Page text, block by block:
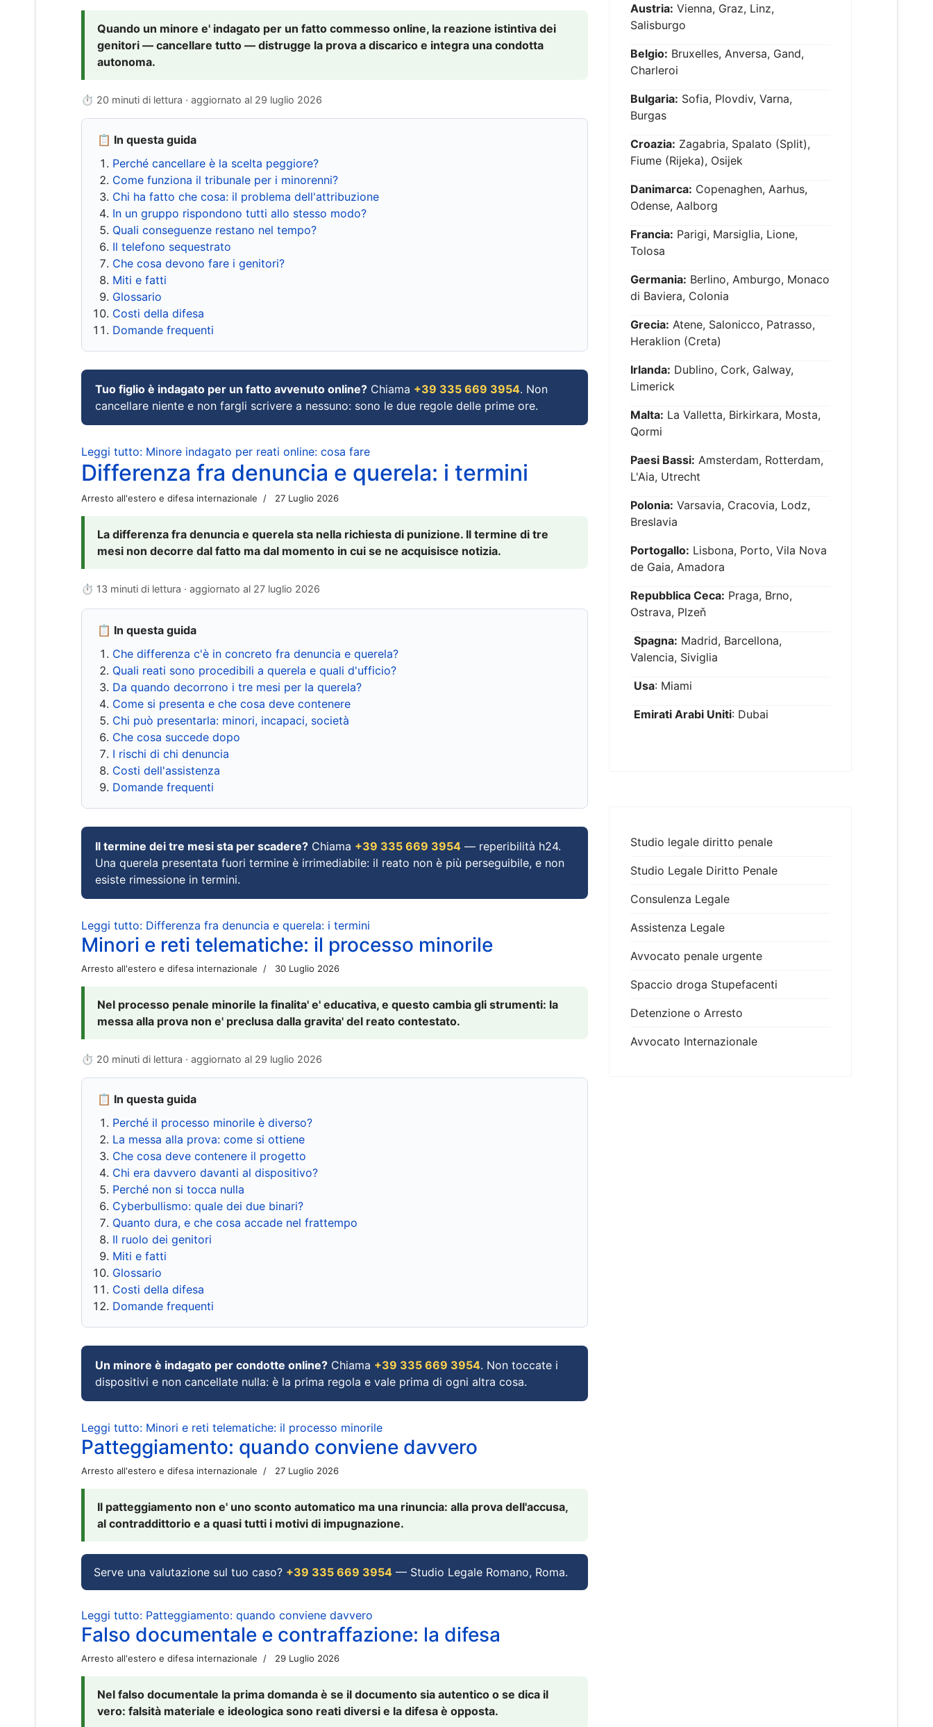
Quando un minore e' indagato per un fatto commesso online, la reazione istintiva dei
genitori — cancellare tutto — distrugge la prova a discarico e integra una condotta
autonoma.
⏱ 20 minuti di lettura · aggiornato al 29 luglio 2026
📋 In questa guida
Perché cancellare è la scelta peggiore?
Come funziona il tribunale per i minorenni?
Chi ha fatto che cosa: il problema dell'attribuzione
In un gruppo rispondono tutti allo stesso modo?
Quali conseguenze restano nel tempo?
Il telefono sequestrato
Che cosa devono fare i genitori?
Miti e fatti
Glossario
Costi della difesa
Domande frequenti
Tuo figlio è indagato per un fatto avvenuto online? Chiama +39 335 669 3954. Non
cancellare niente e non fargli scrivere a nessuno: sono le due regole delle prime ore.
Leggi tutto: Minore indagato per reati online: cosa fare
Differenza fra denuncia e querela: i termini
Arresto all'estero e difesa internazionale 27 Luglio 2026
La differenza fra denuncia e querela sta nella richiesta di punizione. Il termine di tre
mesi non decorre dal fatto ma dal momento in cui se ne acquisisce notizia.
⏱ 13 minuti di lettura · aggiornato al 27 luglio 2026
📋 In questa guida
Che differenza c'è in concreto fra denuncia e querela?
Quali reati sono procedibili a querela e quali d'ufficio?
Da quando decorrono i tre mesi per la querela?
Come si presenta e che cosa deve contenere
Chi può presentarla: minori, incapaci, società
Che cosa succede dopo
I rischi di chi denuncia
Costi dell'assistenza
Domande frequenti
Il termine dei tre mesi sta per scadere? Chiama +39 335 669 3954 — reperibilità h24.
Una querela presentata fuori termine è irrimediabile: il reato non è più perseguibile, e non
esiste rimessione in termini.
Leggi tutto: Differenza fra denuncia e querela: i termini
Minori e reti telematiche: il processo minorile
Arresto all'estero e difesa internazionale 30 Luglio 2026
Nel processo penale minorile la finalita' e' educativa, e questo cambia gli strumenti: la
messa alla prova non e' preclusa dalla gravita' del reato contestato.
⏱ 20 minuti di lettura · aggiornato al 29 luglio 2026
📋 In questa guida
Perché il processo minorile è diverso?
La messa alla prova: come si ottiene
Che cosa deve contenere il progetto
Chi era davvero davanti al dispositivo?
Perché non si tocca nulla
Cyberbullismo: quale dei due binari?
Quanto dura, e che cosa accade nel frattempo
Il ruolo dei genitori
Miti e fatti
Glossario
Costi della difesa
Domande frequenti
Un minore è indagato per condotte online? Chiama +39 335 669 3954. Non toccate i
dispositivi e non cancellate nulla: è la prima regola e vale prima di ogni altra cosa.
Leggi tutto: Minori e reti telematiche: il processo minorile
Patteggiamento: quando conviene davvero
Arresto all'estero e difesa internazionale 27 Luglio 2026
Il patteggiamento non e' uno sconto automatico ma una rinuncia: alla prova dell'accusa,
al contraddittorio e a quasi tutti i motivi di impugnazione.
Serve una valutazione sul tuo caso? +39 335 669 3954 — Studio Legale Romano, Roma.
Leggi tutto: Patteggiamento: quando conviene davvero
Falso documentale e contraffazione: la difesa
Arresto all'estero e difesa internazionale 29 Luglio 2026
Nel falso documentale la prima domanda è se il documento sia autentico o se dica il
vero: falsità materiale e ideologica sono reati diversi e la difesa è opposta.
Austria: Vienna, Graz, Linz,
Salisburgo
Belgio: Bruxelles, Anversa, Gand,
Charleroi
Bulgaria: Sofia, Plovdiv, Varna,
Burgas
Croazia: Zagabria, Spalato (Split),
Fiume (Rijeka), Osijek
Danimarca: Copenaghen, Aarhus,
Odense, Aalborg
Francia: Parigi, Marsiglia, Lione,
Tolosa
Germania: Berlino, Amburgo, Monaco
di Baviera, Colonia
Grecia: Atene, Salonicco, Patrasso,
Heraklion (Creta)
Irlanda: Dublino, Cork, Galway,
Limerick
Malta: La Valletta, Birkirkara, Mosta,
Qormi
Paesi Bassi: Amsterdam, Rotterdam,
L'Aia, Utrecht
Polonia: Varsavia, Cracovia, Lodz,
Breslavia
Portogallo: Lisbona, Porto, Vila Nova
de Gaia, Amadora
Repubblica Ceca: Praga, Brno,
Ostrava, Plzeň
Spagna: Madrid, Barcellona,
Valencia, Siviglia
Usa: Miami
Emirati Arabi Uniti: Dubai
Studio legale diritto penale
Studio Legale Diritto Penale
Consulenza Legale
Assistenza Legale
Avvocato penale urgente
Spaccio droga Stupefacenti
Detenzione o Arresto
Avvocato Internazionale